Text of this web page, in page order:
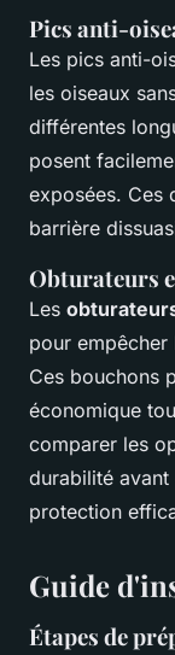
Pics anti-
Les pics anti-
les oiseaux
différentes
posent
exposées. Ces
barrière
Obturateurs
Les
pour empêcher
Ces bouchons
économique
comparer les
durabilité
protection
Guide
Étapes de